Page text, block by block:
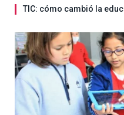
TIC: cómo cambió la